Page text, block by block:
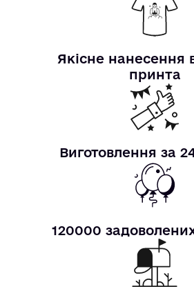
Якісне нанесення
принта
Виготовлення за
120000